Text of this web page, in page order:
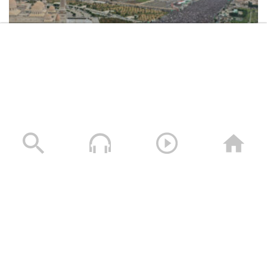
عسير – رسائل أبطال الجيش واللجان
نشيد طولوا الحرب | فرقة أنصار الله –
1443هـ
العاصمة صنعاء ومختلف المحافظات – 3 صفر 1448هـ | 17
يوليو 2026م